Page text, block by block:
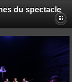
du spectacle